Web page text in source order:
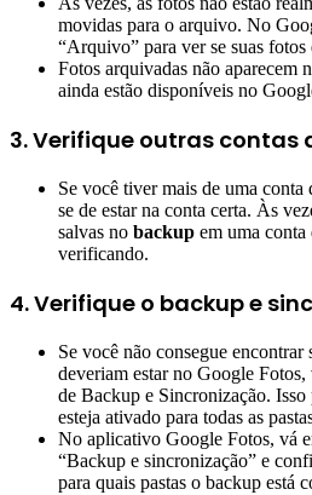
movidas para o arquivo. No
“Arquivo” para ver se suas fotos
Fotos arquivadas não aparecem
ainda estão disponíveis no
3. Verifique outras contas
Se você tiver mais de uma
se de estar na conta certa. Às
salvas no backup em uma conta
verificando.
4. Verifique o backup e
Se você não consegue encontrar
deveriam estar no Google
de Backup e Sincronização.
esteja ativado para todas as
No aplicativo Google Fotos, vá
“Backup e sincronização” e
para quais pastas o backup está